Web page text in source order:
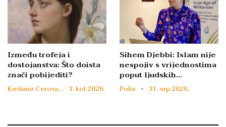
Između trofeja i
dostojanstva: Što doista
znači pobijediti?
Krešimir Cerovac 3. kol 2026.
Sihem Djebbi: Islam nije
nespojiv s vrijednostima
poput ljudskih…
Polis 31. srp 2026.